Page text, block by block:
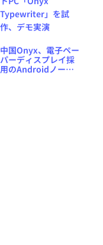
中国Onyx、電子ペー
パーディスプレイ採
用のAndroidノート